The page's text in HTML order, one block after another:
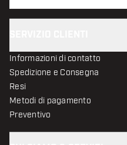
Informazioni di contatto
Spedizione e Consegna
Resi
Metodi di pagamento
Preventivo